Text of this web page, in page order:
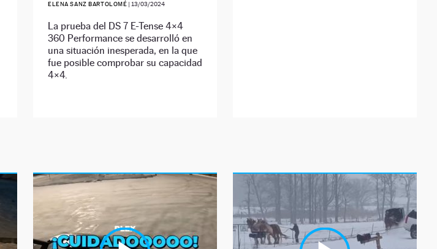
ELENA SANZ BARTOLOMÉ | 13/03/2024
La prueba del DS 7 E-Tense 4×4
360 Performance se desarrolló en
una situación inesperada, en la que
fue posible comprobar su capacidad
4×4.